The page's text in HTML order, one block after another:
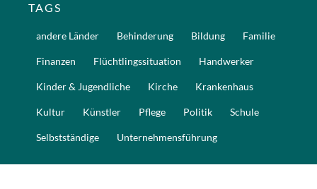
TAGS
andere Länder Behinderung Bildung Familie
Finanzen Flüchtlingssituation Handwerker
Kinder & Jugendliche Kirche Krankenhaus
Kultur Künstler Pflege Politik Schule
Selbstständige Unternehmensführung